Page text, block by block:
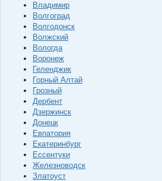
Владимир
Волгоград
Волгодонск
Волжский
Вологда
Воронеж
Геленджик
Горный Алтай
Грозный
Дербент
Дзержинск
Донецк
Евпатория
Екатеринбург
Ессентуки
Железноводск
Златоуст